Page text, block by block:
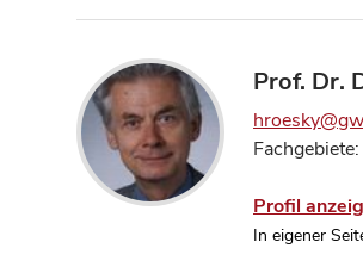
Prof. Dr.
Fachgebiete:
Profil
In eigener